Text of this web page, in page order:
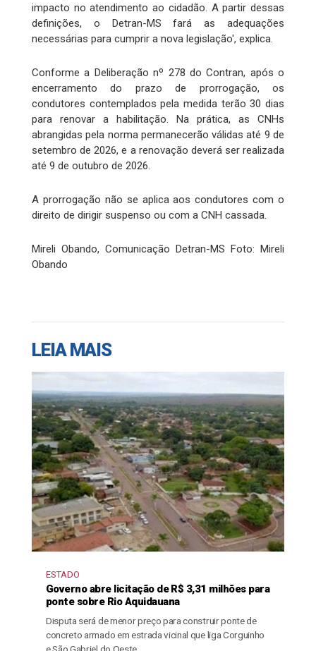
impacto no atendimento ao cidadão. A partir dessas
definições, o Detran-MS fará as adequações
necessárias para cumprir a nova legislação', explica.
Conforme a Deliberação nº 278 do Contran, após o
encerramento do prazo de prorrogação, os
condutores contemplados pela medida terão 30 dias
para renovar a habilitação. Na prática, as CNHs
abrangidas pela norma permanecerão válidas até 9 de
setembro de 2026, e a renovação deverá ser realizada
até 9 de outubro de 2026.
A prorrogação não se aplica aos condutores com o
direito de dirigir suspenso ou com a CNH cassada.
Mireli Obando, Comunicação Detran-MS Foto: Mireli
Obando
LEIA MAIS
ESTADO
Governo abre licitação de R$ 3,31 milhões para
ponte sobre Rio Aquidauana
Disputa será de menor preço para construir ponte de
concreto armado em estrada vicinal que liga Corguinho